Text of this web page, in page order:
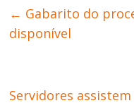
← Gabarito do
disponível
Servidores